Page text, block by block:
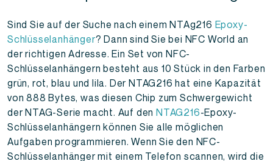
Sind Sie auf der Suche nach einem NTAg216 Epoxy-
Schlüsselanhänger? Dann sind Sie bei NFC World an
der richtigen Adresse. Ein Set von NFC-
Schlüsselanhängern besteht aus 10 Stück in den Farben
grün, rot, blau und lila. Der NTAG216 hat eine Kapazität
von 888 Bytes, was diesen Chip zum Schwergewicht
der NTAG-Serie macht. Auf denNTAG216-Epoxy-
Schlüsselanhängern können Sie alle möglichen
Aufgaben programmieren. Wenn Sie den NFC-
Schlüsselanhänger mit einem Telefon scannen, wird die